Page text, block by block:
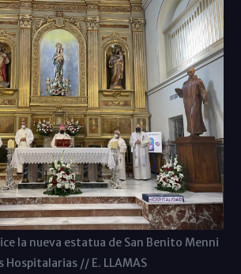
la nueva estatua de San Benito Menni
Hospitalarias // E. LLAMAS